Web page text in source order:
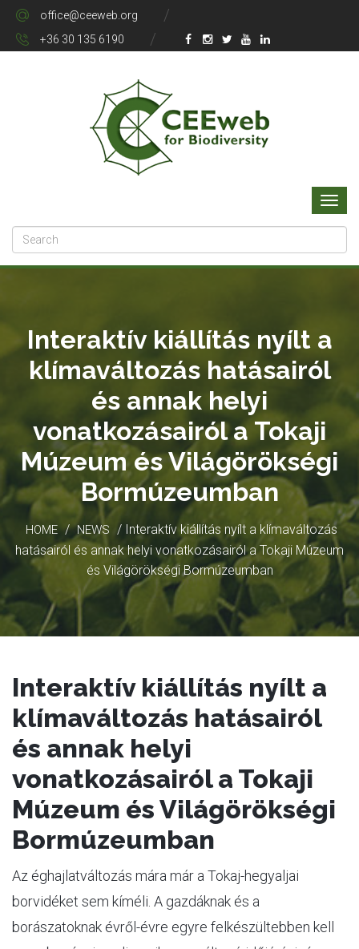
office@ceeweb.org
+36 30 135 6190
Interaktív kiállítás nyílt a
klímaváltozás hatásairól
és annak helyi
vonatkozásairól a Tokaji
Múzeum és Világörökségi
Bormúzeumban
HOME / NEWS / Interaktív kiállítás nyílt a klímaváltozás
hatásairól és annak helyi vonatkozásairól a Tokaji Múzeum
és Világörökségi Bormúzeumban
Interaktív kiállítás nyílt a
klímaváltozás hatásairól
és annak helyi
vonatkozásairól a Tokaji
Múzeum és Világörökségi
Bormúzeumban
Az éghajlatváltozás mára már a Tokaj-hegyaljai
borvidéket sem kíméli. A gazdáknak és a
borászatoknak évről-évre egyre felkészültebben kell